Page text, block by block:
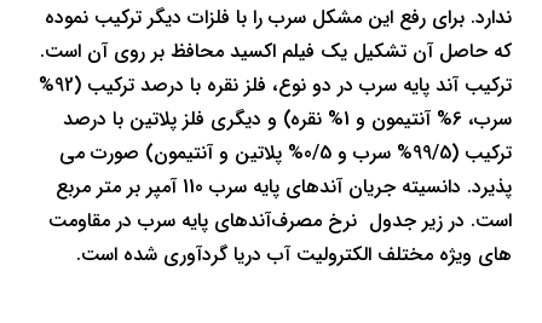
ندارد. برای رفع این مشکل سرب را با فلزات دیگر ترکیب نموده
که حاصل آن تشکیل یک فیلم اکسید محافظ بر روی آن است.
ترکیب آند پایه سرب در دو نوع، فلز نقره با درصد ترکیب (92%
سرب، 6% آنتیمون و 1% نقره) و دیگری فلز پلاتین با درصد
ترکیب (99/5% سرب و 0/5% پلاتین و آنتیمون) صورت می
پذیرد. دانسیته جریان آندهای پایه سرب 110 آمپر بر متر مربع
است. در زیر جدول
آندهای پایه سرب در مقاومت
های ویژه مختلف الکترولیت آب دریا گردآوری شده است.